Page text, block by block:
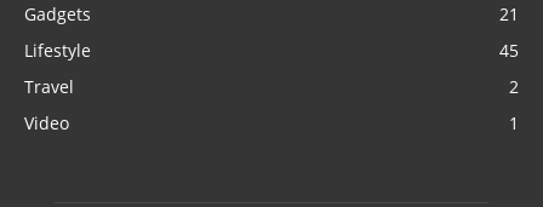
Gadgets
21
Lifestyle
45
Travel
2
Video
1